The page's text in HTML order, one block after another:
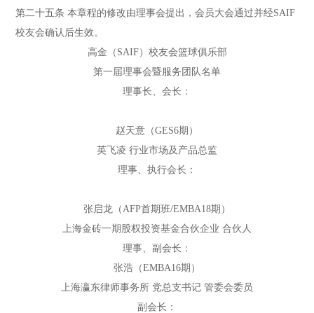
第二十五条 本章程的修改由理事会提出，会员大会通过并经SAIF
校友会确认后生效。
高金（SAIF）校友会篮球俱乐部
第一届理事会暨服务团队名单
理事长、会长：
赵天意（GES6期）
英飞凌 行业市场及产品总监
理事、执行会长：
张启龙（AFP首期班/EMBA18期）
上海金砖一期股权投资基金合伙企业 合伙人
理事、副会长：
张浩（EMBA16期）
上海瀛东律师事务所 党总支书记 管委会委员
副会长：